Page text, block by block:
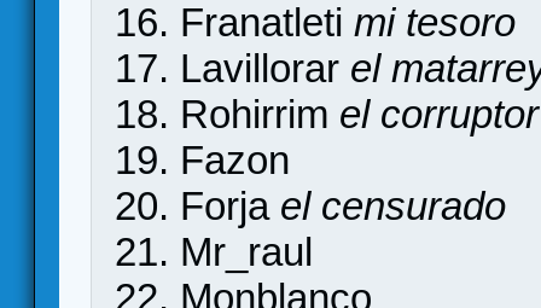
16. Franatletimi tesoro
17. Lavillorar el
18. Rohirrim el corruptor
19. Fazon
20. Forja el censurado
21. Mr_raul
22. Monblanco